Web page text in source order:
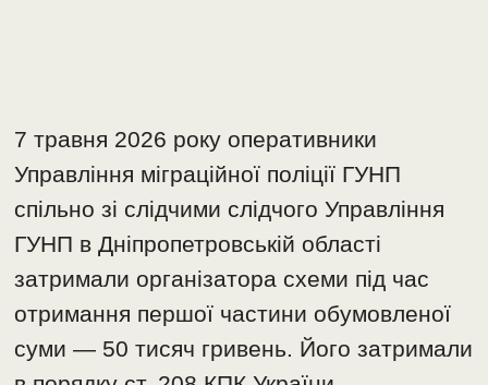
7 травня 2026 року оперативники
Управління міграційної поліції ГУНП
спільно зі слідчими слідчого Управління
ГУНП в Дніпропетровській області
затримали організатора схеми під час
отримання першої частини обумовленої
суми — 50 тисяч гривень. Його затримали